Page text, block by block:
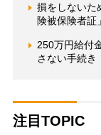
損をしない
険被保険者証
250万円給付
さない手続き
注目TOPIC